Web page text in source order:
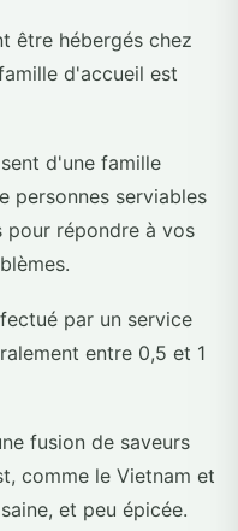
être hébergés chez
d'accueil est
d'une famille
personnes serviables
pour répondre à vos
par un service
entre 0,5 et 1
fusion de saveurs
comme le Vietnam et
et peu épicée.